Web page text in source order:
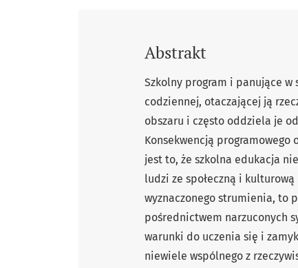
Abstrakt
Szkolny program i panujące w
codziennej, otaczającej ją
obszaru i często oddziela je
Konsekwencją
jest to, że szkolna edukacja
ludzi ze społeczną i
wyznaczonego strumienia, to
pośrednictwem narzuconych
warunki do uczenia się i
niewiele wspólnego z